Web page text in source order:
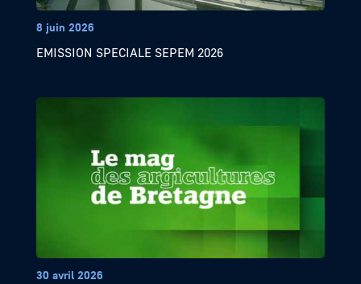
8 juin 2026
EMISSION SPECIALE SEPEM 2026
30 avril 2026